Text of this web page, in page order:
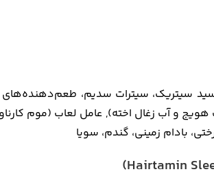
اسید سیتریک، سیترات سدیم،
و آب زغال اخته), عامل لعاب (موم
بادام زمینی، گندم، سویا